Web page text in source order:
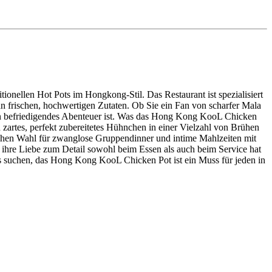
Hot Pots im Hongkong-Stil. Das Restaurant ist spezialisiert
hochwertigen Zutaten. Ob Sie ein Fan von scharfer Mala
befriedigendes Abenteuer ist. Was das Hong Kong KooL Chicken
perfekt zubereitetes Hühnchen in einer Vielzahl von Brühen
Wahl für zwanglose Gruppendinner und intime Mahlzeiten mit
Liebe zum Detail sowohl beim Essen als auch beim Service hat
suchen, das Hong Kong KooL Chicken Pot ist ein Muss für jeden in